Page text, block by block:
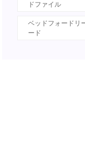
ドファイル
ベッドフォードリ
ード